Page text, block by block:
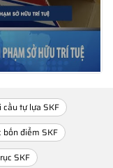
cầu tự lựa SKF
điểm SKF
SKF